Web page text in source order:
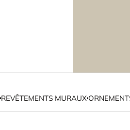
REVÊTEMENTS MURAUX